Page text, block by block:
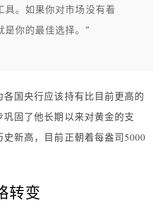
具。如果你对市场没有看
是你的最佳选择。”
国央行应该持有比目前更高的
固了他长期以来对黄金的支
新高，目前正朝着每盎司5000
转变